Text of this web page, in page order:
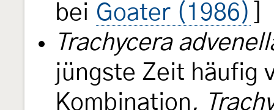
bei Goater (1986)
Trachycera
jüngste Zeit häufig
Kombination,